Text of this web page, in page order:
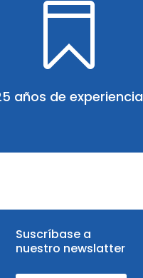

años de experiencia
Suscríbase a
nuestro newslatter